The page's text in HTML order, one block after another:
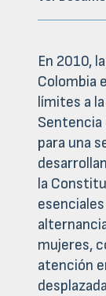
En 2010,
Colombia
límites a
para una
la
mujeres,
atención